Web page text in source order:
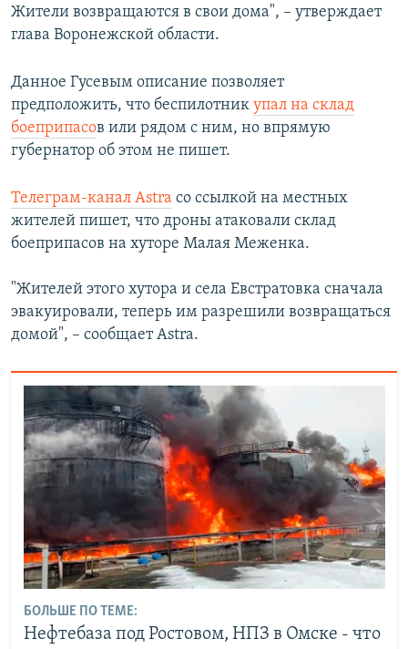
Жители возвращаются в свои дома", – утверждает
глава Воронежской области.
Данное Гусевым описание позволяет
предположить, что беспилотник упал на склад
боеприпасов или рядом с ним, но впрямую
губернатор об этом не пишет.
Телеграм-канал Astra со ссылкой на местных
жителей пишет, что дроны атаковали склад
боеприпасов на хуторе Малая Меженка.
"Жителей этого хутора и села Евстратовка сначала
эвакуировали, теперь им разрешили возвращаться
домой", – сообщает Astra.
БОЛЬШЕ ПО ТЕМЕ:
Нефтебаза под Ростовом, НПЗ в Омске - что